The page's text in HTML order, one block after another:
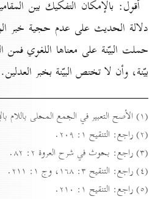
أقول: بالإمكان التفكيك بين
دلالة الحديث على عدم حجية خبر
حملت البيّنة على معناها اللغوي
بيّنة، وأن لا تختص البيّنة بخبر العدلين.
(۱) الأصح التعبير في الجمع المحلى باللام بالإطلاق لا بالعموم.
(۲) راجع: التنقيح ۱: ۲٠۹.
(۳) راجع: بحوث في شرح العروة ۲: ۸۲.
(٤) راجع: التنقيح ۳: ۱٦۸، وج ۱: ۲۱۱.
(٥) راجع: التنقيح ۱: ۲۱٠.